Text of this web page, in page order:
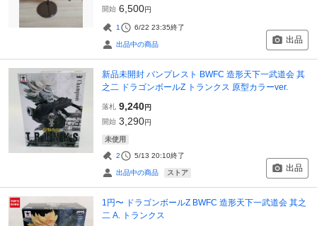
開始 6,500円
1 6/22 23:35終了
出品中の商品 出品
新品未開封 バンプレスト BWFC 造形天下一武道会 其
之二 ドラゴンボールZ トランクス 原型カラーver.
落札 9,240円
開始 3,290円
未使用
2 5/13 20:10終了
出品中の商品 ストア 出品
1円〜 ドラゴンボールZ BWFC 造形天下一武道会 其之
二 A. トランクス